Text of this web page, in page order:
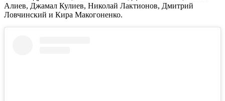
Алиев, Джамал Кулиев, Николай Лактионов, Дмитрий
Ловчинский и Кира Макогоненко.